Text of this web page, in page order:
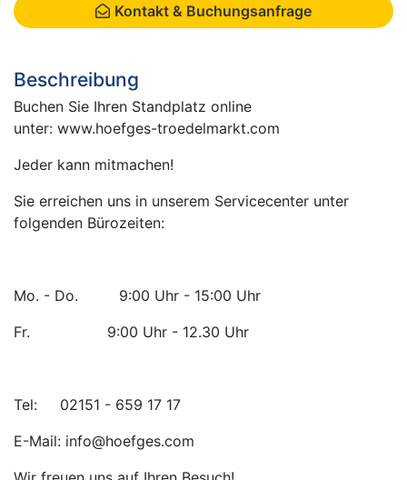
Kontakt & Buchungsanfrage
Beschreibung
Buchen Sie Ihren Standplatz online
unter: www.hoefges-troedelmarkt.com
Jeder kann mitmachen!
Sie erreichen uns in unserem Servicecenter unter
folgenden Bürozeiten:
Mo. - Do. 9:00 Uhr - 15:00 Uhr
Fr. 9:00 Uhr - 12.30 Uhr
Tel: 02151 - 659 17 17
E-Mail: info@hoefges.com